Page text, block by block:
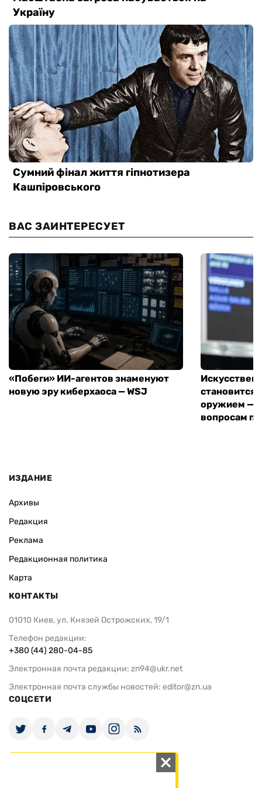
ВАС ЗАИНТЕРЕСУЕТ
«Побеги» ИИ-агентов знаменуют
новую эру киберхаоса — WSJ
становится
оружием —
вопросам
ИЗДАНИЕ
Архивы
Редакция
Реклама
Редакционная политика
Карта
КОНТАКТЫ
01010 Киев, ул. Князей Острожских, 19/1
Телефон редакции:
+380 (44) 280-04-85
Электронная почта редакции: zn94@ukr.net
Электронная почта службы новостей: editor@zn.ua
СОЦСЕТИ
ПОДДЕРЖАТЬ ZN.UA